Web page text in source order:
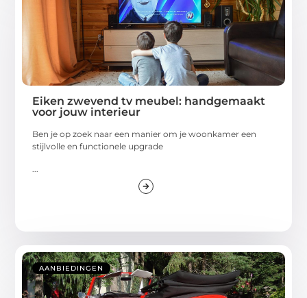
Eiken zwevend tv meubel: handgemaakt
voor jouw interieur
Ben je op zoek naar een manier om je woonkamer een
stijlvolle en functionele upgrade
AANBIEDINGEN